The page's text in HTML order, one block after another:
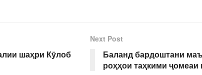
шаҳри Кӯлоб
Next Post
Баланд бардоштани
роҳҳои таҳкими ҷомеаи